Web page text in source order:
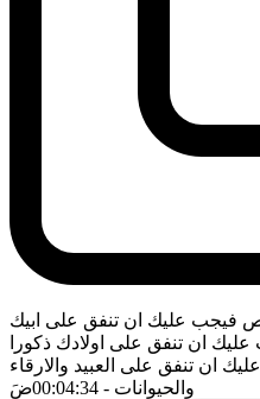
فيجب عليك ان تنفق على ابيك
ان تنفق على اولادك ذكورا
ان تنفق على العبيد والارقاء
والحيوانات - 00:04:34 ضَ